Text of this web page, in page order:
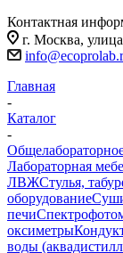
Контактная
г. Москва,
Главная
-
Каталог
-
Лабораторная
ЛВЖСтулья,
оборудование
печи
оксиметры
воды